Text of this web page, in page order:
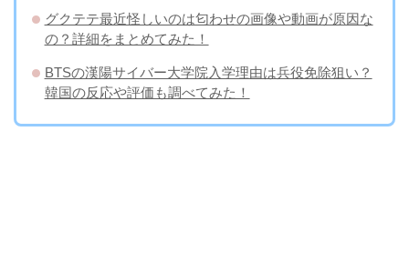
グクテテ最近怪しいのは匂わせの画像や動画が原因な
の？詳細をまとめてみた！
BTSの漢陽サイバー大学院入学理由は兵役免除狙い？
韓国の反応や評価も調べてみた！